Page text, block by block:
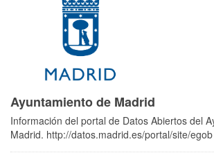
Ayuntamiento de Madrid
Información del portal de Datos Abiertos del
Madrid. http://datos.madrid.es/portal/site/egob